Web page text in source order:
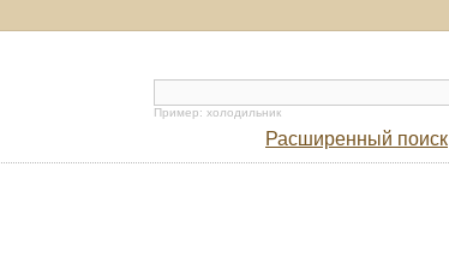
Пример: холодильник
Расширенный поиск